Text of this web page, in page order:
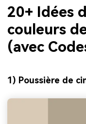
20+ Idées
couleurs
(avec
1) Poussière de